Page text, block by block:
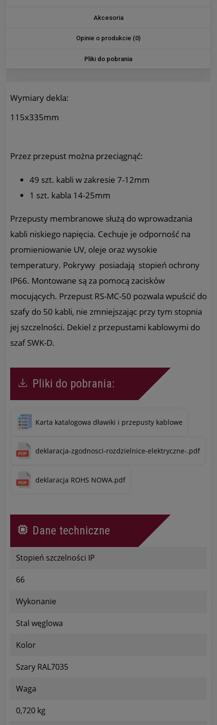
Akcesoria
Opinie o produkcie (0)
Pliki do pobrania
Wymiary dekla:
115x335mm
Przez przepust można przeciągnąć:
49 szt. kabli w zakresie 7-12mm
1 szt. kabla 14-25mm
Przepusty membranowe służą do wprowadzania
kabli niskiego napięcia. Cechuje je odporność na
promieniowanie UV, oleje oraz wysokie
temperatury. Pokrywy posiadają stopień ochrony
IP66. Montowane są za pomocą zacisków
mocujących. Przepust RS-MC-50 pozwala wpuścić do
szafy do 50 kabli, nie zmniejszając przy tym stopnia
jej szczelności. Dekiel z przepustami kablowymi do
szaf SWK-D.
Pliki do pobrania:
Karta katalogowa dławiki i przepusty kablowe
deklaracja-zgodnosci-rozdzielnice-elektryczne-.pdf
deklaracja ROHS NOWA.pdf
Dane techniczne
Stopień szczelności IP
66
Wykonanie
Stal węglowa
Kolor
Szary RAL7035
Waga
0,720 kg